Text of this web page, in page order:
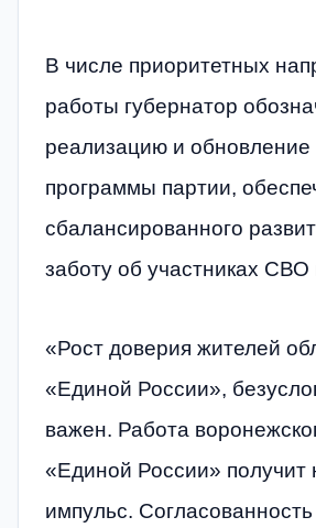
В числе приоритетных
работы губернатор
реализацию и обновление
программы партии,
сбалансированного
заботу об участниках СВО
«Рост доверия жителей
«Единой России»,
важен. Работа
«Единой России» получит
импульс.